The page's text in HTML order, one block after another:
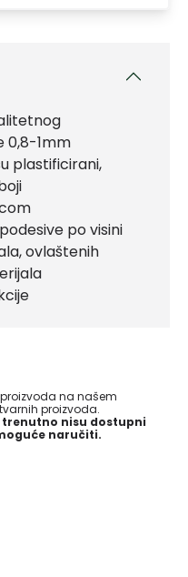
0,8-1mm
plastificirani,
po visini
ovlaštenih
na našem
proizvoda.
trenutno nisu dostupni
naručiti.